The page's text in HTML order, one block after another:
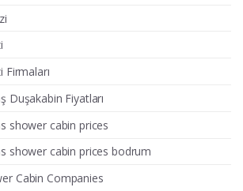
Firmaları
Duşakabin Fiyatları
shower cabin prices
shower cabin prices bodrum
Cabin Companies